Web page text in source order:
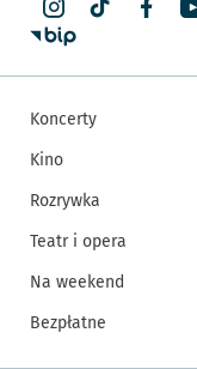
Koncerty
Kino
Rozrywka
Teatr i opera
Na weekend
Bezpłatne